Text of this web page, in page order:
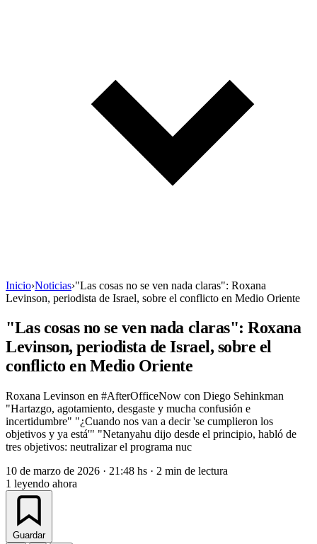
Inicio›Noticias›"Las cosas no se ven nada claras": Roxana
Levinson, periodista de Israel, sobre el conflicto en Medio Oriente
"Las cosas no se ven nada claras": Roxana
Levinson, periodista de Israel, sobre el
conflicto en Medio Oriente
Roxana Levinson en #AfterOfficeNow con Diego Sehinkman
"Hartazgo, agotamiento, desgaste y mucha confusión e
incertidumbre" "¿Cuando nos van a decir 'se cumplieron los
objetivos y ya está'" "Netanyahu dijo desde el principio, habló de
tres objetivos: neutralizar el programa nuc
10 de marzo de 2026 · 21:48 hs · 2 min de lectura
1 leyendo ahora
Guardar